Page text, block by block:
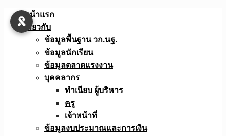
Skip
หน้าแรก
เกี่ยวกับ
ข้อมูลพื้นฐาน วก.นฐ.
ข้อมูลนักเรียน
ข้อมูลตลาดแรงงาน
บุคคลากร
ทำเนียบ ผู้บริหาร
ครู
เจ้าหน้าที่
ข้อมูลงบประมาณเเละการเงิน